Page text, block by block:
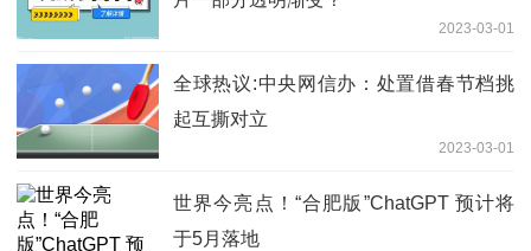
2023-03-01
全球热议:中央网信办：处置借春节档挑
起互撕对立
2023-03-01
世界今亮点！“合肥版”ChatGPT 预计将
于5月落地